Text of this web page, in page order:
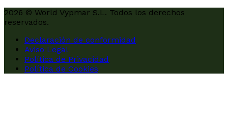
2026 © World Vypmar S.L. Todos los derechos
reservados.
Declaración de conformidad
Aviso Legal
Política de Privacidad
Política de Cookies